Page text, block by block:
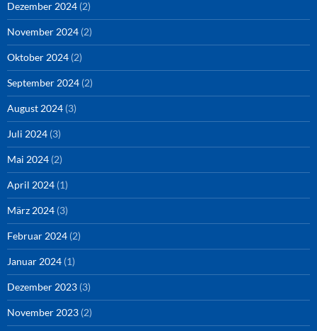
Dezember 2024 (2)
November 2024 (2)
Oktober 2024 (2)
September 2024 (2)
August 2024 (3)
Juli 2024 (3)
Mai 2024 (2)
April 2024 (1)
März 2024 (3)
Februar 2024 (2)
Januar 2024 (1)
Dezember 2023 (3)
November 2023 (2)